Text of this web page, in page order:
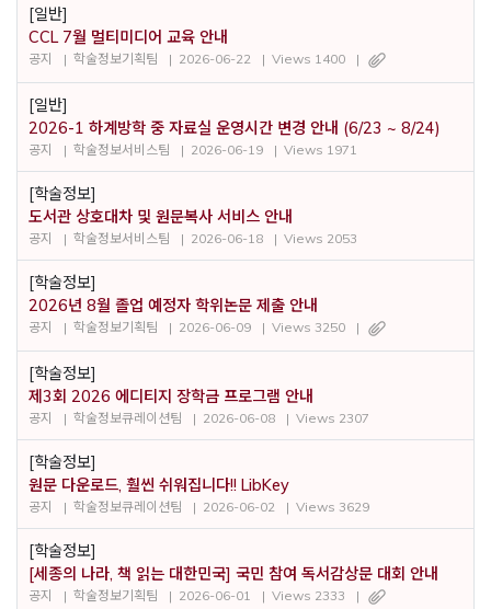
[일반]
CCL 7월 멀티미디어 교육 안내
공지 학술정보기획팀 2026-06-22 Views 1400
[일반]
2026-1 하계방학 중 자료실 운영시간 변경 안내 (6/23 ~ 8/24)
공지 학술정보서비스팀 2026-06-19 Views 1971
[학술정보]
도서관 상호대차 및 원문복사 서비스 안내
공지 학술정보서비스팀 2026-06-18 Views 2053
[학술정보]
2026년 8월 졸업 예정자 학위논문 제출 안내
공지 학술정보기획팀 2026-06-09 Views 3250
[학술정보]
제3회 2026 에디티지 장학금 프로그램 안내
공지 학술정보큐레이션팀 2026-06-08 Views 2307
[학술정보]
원문 다운로드, 훨씬 쉬워집니다!! LibKey
공지 학술정보큐레이션팀 2026-06-02 Views 3629
[학술정보]
[세종의 나라, 책 읽는 대한민국] 국민 참여 독서감상문 대회 안내
공지 학술정보기획팀 2026-06-01 Views 2333